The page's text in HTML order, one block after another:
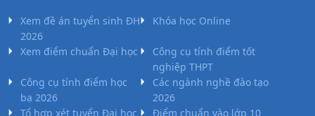
Xem đề án tuyển sinh ĐH
2026
Khóa học Online
Xem điểm chuẩn Đại học
Công cụ tính điểm tốt
nghiệp THPT
Công cụ tính điểm học
bạ 2026
Các ngành nghề đào tạo
2026
Tổ hợp xét tuyển Đại học
Điểm chuẩn vào lớp 10